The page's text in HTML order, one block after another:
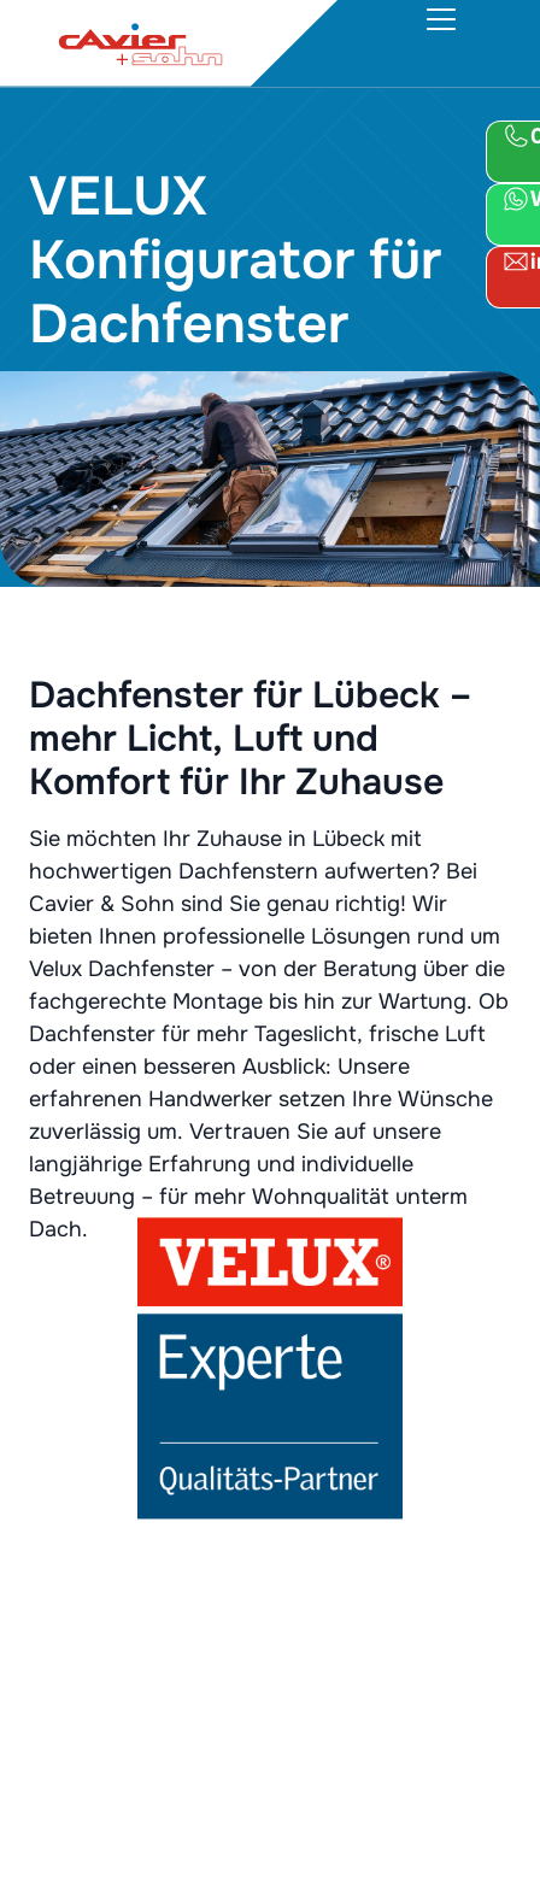
VELUX
Konfigurator für
Dachfenster
Dachfenster für Lübeck –
mehr Licht, Luft und
Komfort für Ihr Zuhause
Sie möchten Ihr Zuhause in Lübeck mit
hochwertigen Dachfenstern aufwerten? Bei
Cavier & Sohn sind Sie genau richtig! Wir
bieten Ihnen professionelle Lösungen rund um
Velux Dachfenster – von der Beratung über die
fachgerechte Montage bis hin zur Wartung. Ob
Dachfenster für mehr Tageslicht, frische Luft
oder einen besseren Ausblick: Unsere
erfahrenen Handwerker setzen Ihre Wünsche
zuverlässig um. Vertrauen Sie auf unsere
langjährige Erfahrung und individuelle
Betreuung – für mehr Wohnqualität unterm
Dach.